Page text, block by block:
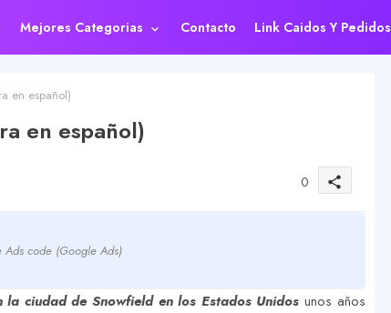
Mejores Categorias Contacto Link Caidos Y Pedidos
en español)
en español)
0 share
Ads code (Google Ads)
ciudad de Snowfield en los Estados Unidos unos años